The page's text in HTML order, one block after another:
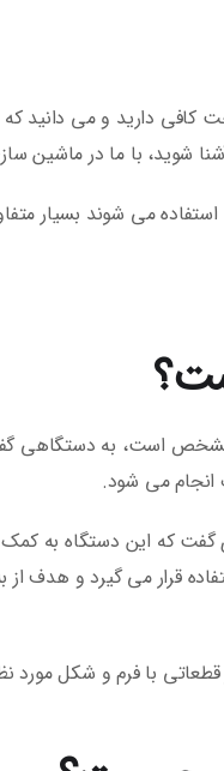
دارید و می دانید که
شوید، با ما در ماشین
می شوند بسیار
است، به دستگاهی
می شود.
گفت که این دستگاه به
قرار می گیرد و هدف
قطعاتی با فرم و شکل